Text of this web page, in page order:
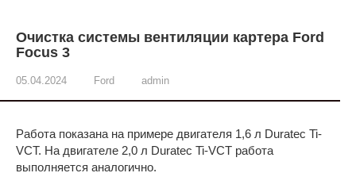
Очистка системы вентиляции картера Ford
Focus 3
05.04.2024 Ford admin
Работа показана на примере двигателя 1,6 л Duratec Ti-
VCT. На двигателе 2,0 л Duratec Ti-VCT работа
выполняется аналогично.